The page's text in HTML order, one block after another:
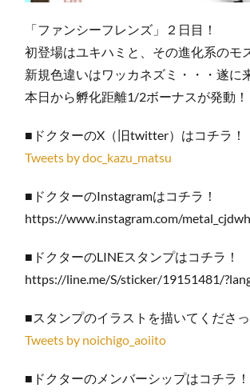
「ファンシーフレンズ」２日目！
初登場はユキハミと、その進化系のモ
新規色違いはワッカネズミ・・・遂に
本日から孵化距離1/2ボーナスが発動！
■ドクターのX（旧twitter）はコチラ！
Tweets by doc_kazu_matsu
■ドクターのInstagramはコチラ！
https://www.instagram.com/
■ドクターのLINEスタンプはコチラ！
https://line.me/S/sticker/19151481/
■スタンプのイラストを描いてくださ
Tweets by noichigo_aoiito
■ドクターのメンバーシップはコチラ！